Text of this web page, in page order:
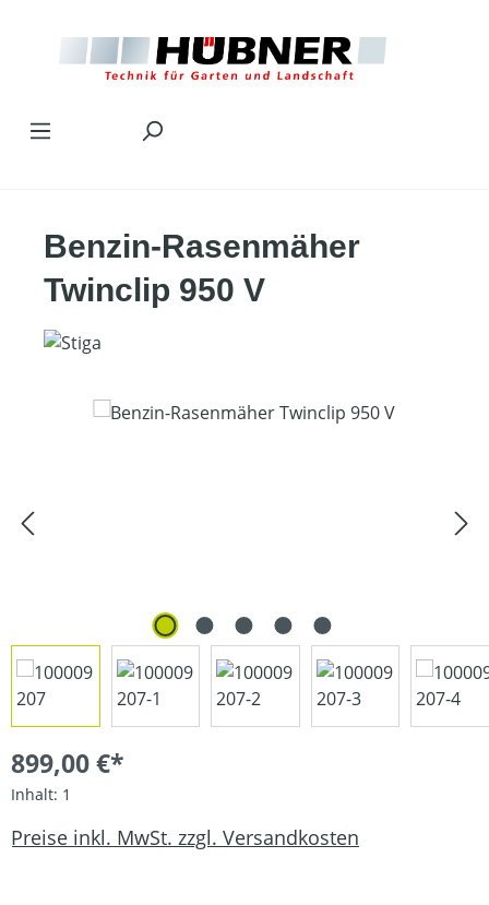
Benzin-Rasenmäher
Twinclip 950 V
Bildergalerie überspringen
899,00 €*
Inhalt: 1
Preise inkl. MwSt. zzgl. Versandkosten